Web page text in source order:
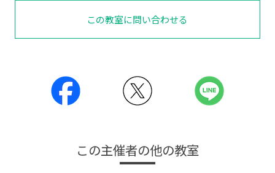
この教室に問い合わせる
この主催者の他の教室